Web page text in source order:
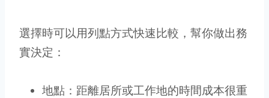
選擇時可以用列點方式快速比較，幫你做出務
實決定：
地點：距離居所或工作地的時間成本很重